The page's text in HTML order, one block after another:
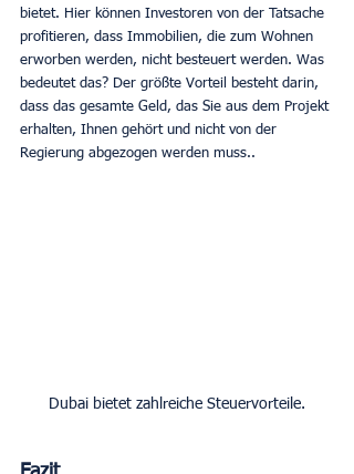
bietet. Hier können Investoren von der Tatsache
profitieren, dass Immobilien, die zum Wohnen
erworben werden, nicht besteuert werden. Was
bedeutet das? Der größte Vorteil besteht darin,
dass das gesamte Geld, das Sie aus dem Projekt
erhalten, Ihnen gehört und nicht von der
Regierung abgezogen werden muss..
Dubai bietet zahlreiche Steuervorteile.